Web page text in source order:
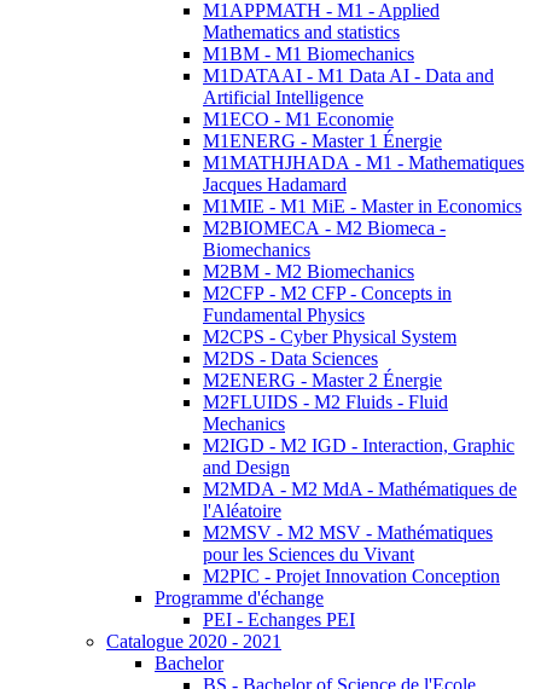
M1APPMATH - M1 - Applied
Mathematics and statistics
M1BM - M1 Biomechanics
M1DATAAI - M1 Data AI - Data and
Artificial Intelligence
M1ECO - M1 Economie
M1ENERG - Master 1 Énergie
M1MATHJHADA - M1 - Mathematiques
Jacques Hadamard
M1MIE - M1 MiE - Master in Economics
M2BIOMECA - M2 Biomeca -
Biomechanics
M2BM - M2 Biomechanics
M2CFP - M2 CFP - Concepts in
Fundamental Physics
M2CPS - Cyber Physical System
M2DS - Data Sciences
M2ENERG - Master 2 Énergie
M2FLUIDS - M2 Fluids - Fluid
Mechanics
M2IGD - M2 IGD - Interaction, Graphic
and Design
M2MDA - M2 MdA - Mathématiques de
l'Aléatoire
M2MSV - M2 MSV - Mathématiques
pour les Sciences du Vivant
M2PIC - Projet Innovation Conception
Programme d'échange
PEI - Echanges PEI
Catalogue 2020 - 2021
Bachelor
BS - Bachelor of Science de l'Ecole